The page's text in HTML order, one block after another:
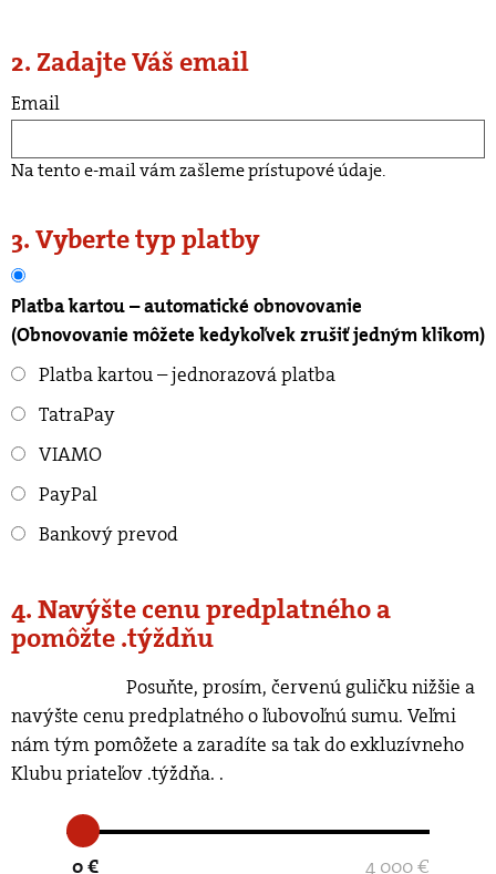
2. Zadajte Váš email
Email
Na tento e-mail vám zašleme prístupové údaje.
3. Vyberte typ platby
Platba kartou – automatické obnovovanie
(Obnovovanie môžete kedykoľvek zrušiť jedným klikom)
Platba kartou – jednorazová platba
TatraPay
VIAMO
PayPal
Bankový prevod
4. Navýšte cenu predplatného a
pomôžte .týždňu
navýšte cenu predplatného o ľubovoľnú sumu. Veľmi
nám tým pomôžete a zaradíte sa tak do exkluzívneho
Klubu priateľov .týždňa. .
0 € 4 000 €